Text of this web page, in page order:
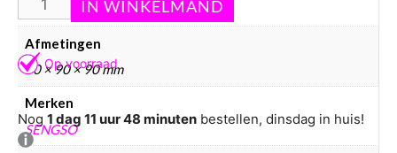
158 g
Afmetingen
90 × 90 × 90 mm
Merken
SENGSO
Nog 1 dag 11 uur 48 minuten bestellen, dinsdag in huis!